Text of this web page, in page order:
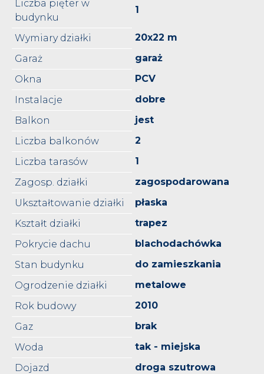
Liczba pięter w
budynku
1
Wymiary działki
20x22 m
Garaż
garaż
Okna
PCV
Instalacje
dobre
Balkon
jest
Liczba balkonów
2
Liczba tarasów
1
Zagosp. działki
zagospodarowana
Ukształtowanie działki
płaska
Kształt działki
trapez
Pokrycie dachu
blachodachówka
Stan budynku
do zamieszkania
Ogrodzenie działki
metalowe
Rok budowy
2010
Gaz
brak
Woda
tak - miejska
Dojazd
droga szutrowa